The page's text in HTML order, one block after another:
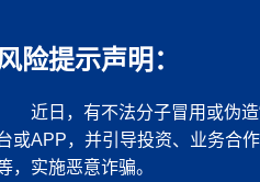
27 ... 下一页
险提示声明：
近日，有不法分子冒用或伪造
或APP，并引导投资、业务合
，实施恶意诈骗。